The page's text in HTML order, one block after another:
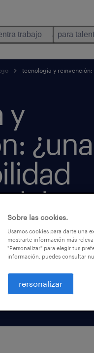
trabajo para
tecnología y
y
¿una
del
Sobre las cookies.
Usamos cookies para darte una
mostrarte información más
"Personalizar" para elegir tus
información, puedes consultar
rersonalizar